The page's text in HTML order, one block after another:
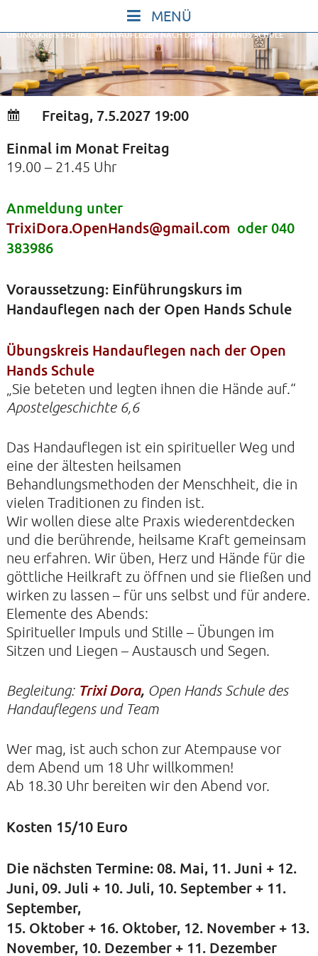
content
START
IN STILLE SEIN
SINGEN UND SCHWEIGEN
BEWEGEN UND TANZEN
GOTT UND DAS LEBEN FEIERN
HEILKRAFT DES KÖRPERS
STILLE UND SPIEL FÜR KINDER UND
JUGENDLICHE
VORTRÄGE
ALLE TERMINE
KONTAKTE
SO KOMMEN SIE ZU UNS
FILM ZUR KIRCHE DER STILLE
FÖRDERVEREIN
VERMIETUNG
NEWSLETTER
ARCHIV
IMPRESSUM
DATENSCHUTZERKLÄRUNG
KIRCHE DER STILLE
Helenenstraße 14A
ÜBUNGSKREIS FREITAG, HANDAUFLEGEN NACH DER OPEN HANDS SCHULE
Freitag, 7.5.2027 19:00
Einmal im Monat Freitag
19.00 – 21.45 Uhr
Anmeldung unter
TrixiDora.OpenHands@gmail.com oder 040
383986
Voraussetzung: Einführungskurs im
Handauflegen nach der Open Hands Schule
Übungskreis Handauflegen nach der Open
Hands Schule
„Sie beteten und legten ihnen die Hände auf.“
Apostelgeschichte 6,6
Das Handauflegen ist ein spiritueller Weg und
eine der ältesten heilsamen
Behandlungsmethoden der Menschheit, die in
vielen Traditionen zu finden ist.
Wir wollen diese alte Praxis wiederentdecken
und die berührende, heilsame Kraft gemeinsam
neu erfahren. Wir üben, Herz und Hände für die
göttliche Heilkraft zu öffnen und sie fließen und
wirken zu lassen – für uns selbst und für andere.
Elemente des Abends:
Spiritueller Impuls und Stille – Übungen im
Sitzen und Liegen – Austausch und Segen.
Begleitung:Trixi Dora,Open Hands Schule des
Handauflegens und Team
Wer mag, ist auch schon zur Atempause vor
dem Abend um 18 Uhr willkommen!
Ab 18.30 Uhr bereiten wir den Abend vor.
Kosten 15/10 Euro
Die nächsten Termine: 08. Mai, 11. Juni + 12.
Juni, 09. Juli + 10. Juli, 10. September + 11.
September,
15. Oktober + 16. Oktober, 12. November + 13.
November, 10. Dezember + 11. Dezember